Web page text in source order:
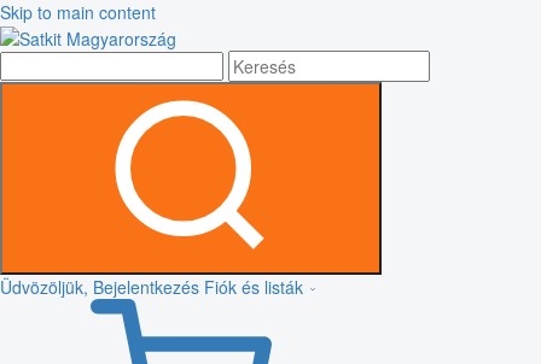
Skip to main content
Üdvözöljük, Bejelentkezés Fiók és listák